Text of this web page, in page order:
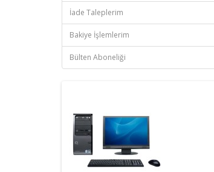
İade Taleplerim
Bakiye İşlemlerim
Bülten Aboneliği